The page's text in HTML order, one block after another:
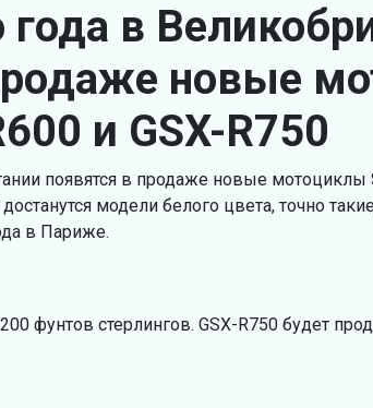
года в
новые
и GSX-R750
появятся в продаже новые мотоциклы
модели белого цвета, точно
в Париже.
фунтов стерлингов. GSX-R750 будет